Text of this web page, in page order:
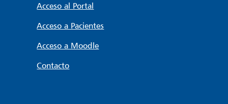
Acceso al Portal
Acceso a Pacientes
Acceso a Moodle
Contacto